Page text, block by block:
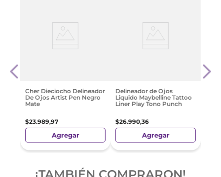
Cher Dieciocho Delineador
De Ojos Artist Pen Negro
Mate
$23.989,97
Agregar
Delineador de Ojos
Liquido Maybelline Tattoo
Liner Play Tono Punch
$26.990,36
Agregar
para